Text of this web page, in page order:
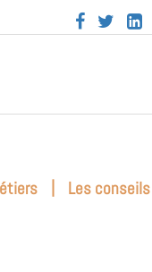
  
| Les conseils